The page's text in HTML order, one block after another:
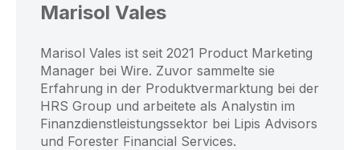
Marisol Vales
Marisol Vales ist seit 2021 Product Marketing
Manager bei Wire. Zuvor sammelte sie
Erfahrung in der Produktvermarktung bei der
HRS Group und arbeitete als Analystin im
Finanzdienstleistungssektor bei Lipis Advisors
und Forester Financial Services.